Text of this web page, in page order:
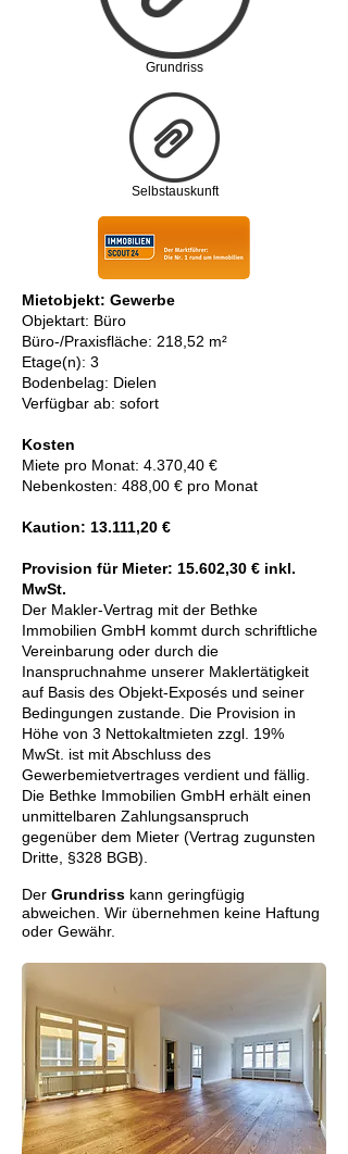
Grundriss
Selbstauskunft
Mietobjekt: Gewerbe
Objektart: Büro
Büro-/Praxisfläche: 218,52 m²
Etage(n): 3
Bodenbelag: Dielen
Verfügbar ab: sofort
Kosten
Miete pro Monat: 4.370,40 €
Nebenkosten: 488,00 € pro Monat
Kaution: 13.111,20 €
Provision für Mieter: 15.602,30 € inkl.
MwSt.
Der Makler-Vertrag mit der Bethke
Immobilien GmbH kommt durch schriftliche
Vereinbarung oder durch die
Inanspruchnahme unserer Maklertätigkeit
auf Basis des Objekt-Exposés und seiner
Bedingungen zustande. Die Provision in
Höhe von 3 Nettokaltmieten zzgl. 19%
MwSt. ist mit Abschluss des
Gewerbemietvertrages verdient und fällig.
Die Bethke Immobilien GmbH erhält einen
unmittelbaren Zahlungsanspruch
gegenüber dem Mieter (Vertrag zugunsten
Dritte, §328 BGB).
Der Grundriss kann geringfügig
abweichen. Wir übernehmen keine Haftung
oder Gewähr.